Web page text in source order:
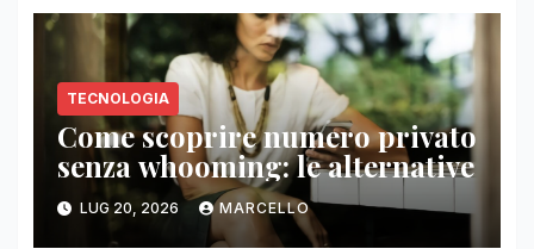
TECNOLOGIA
Come scoprire numero privato
senza whooming: le alternative
LUG 20, 2026 MARCELLO